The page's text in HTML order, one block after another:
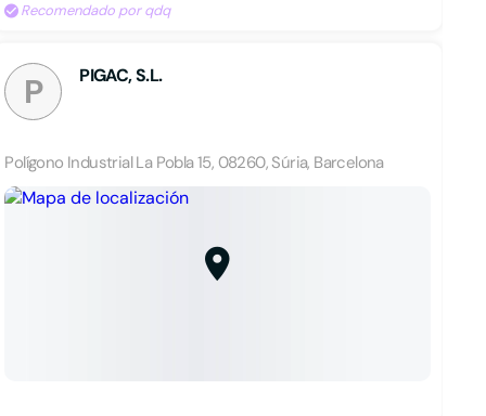
Recomendado por qdq
P PIGAC, S.L.
Polígono Industrial La Pobla 15, 08260, Súria, Barcelona